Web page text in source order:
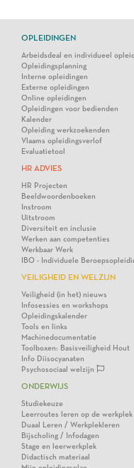
OPLEIDINGEN
Arbeidsdeal en individueel
Opleidingsplanning
Interne opleidingen
Externe opleidingen
Online opleidingen
Opleidingen voor bedienden
Kalender
Opleiding werkzoekenden
Vlaams opleidingsverlof
Evaluatietool
HR ADVIES
HR Projecten
Beeldwoordenboeken
Instroom
Uitstroom
Diversiteit en inclusie
Werken aan competenties
Werkbaar Werk
IBO - Individuele
VEILIGHEID EN WELZIJN
Veiligheid (in het) nieuws
Infosessies en workshops
Opleidingskalender
Tools en links
Machinedocumentatie
Toolboxen: Basisveiligheid Hout
Info Diisocyanaten
Psychosociaal welzijn
ONDERWIJS
Studiekeuze
Leerroutes leren op de werkplek
Duaal Leren / Werkplekleren
Bijscholing / Infodagen
Stage en leerwerkplek
Didactisch materiaal